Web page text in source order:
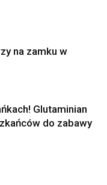
na zamku w
Glutaminian
do zabawy